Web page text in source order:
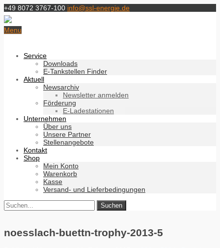
+49 8072 3767-100 info@ssl-energie.de
Menu
Service
Downloads
E-Tankstellen Finder
Aktuell
Newsarchiv
Newsletter anmelden
Förderung
E-Ladestationen
Unternehmen
Über uns
Unsere Partner
Stellenangebote
Kontakt
Shop
Mein Konto
Warenkorb
Kasse
Versand- und Lieferbedingungen
noesslach-buettn-trophy-2013-5